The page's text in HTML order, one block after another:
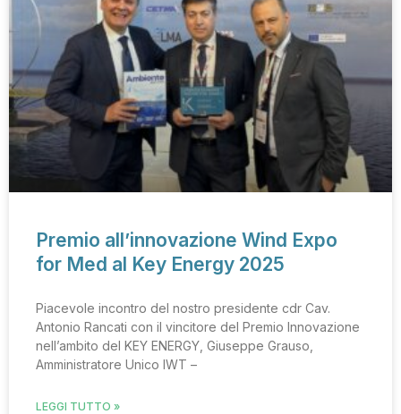
Premio all’innovazione Wind Expo
for Med al Key Energy 2025
Piacevole incontro del nostro presidente cdr Cav.
Antonio Rancati con il vincitore del Premio Innovazione
nell’ambito del KEY ENERGY, Giuseppe Grauso,
Amministratore Unico IWT –
LEGGI TUTTO »